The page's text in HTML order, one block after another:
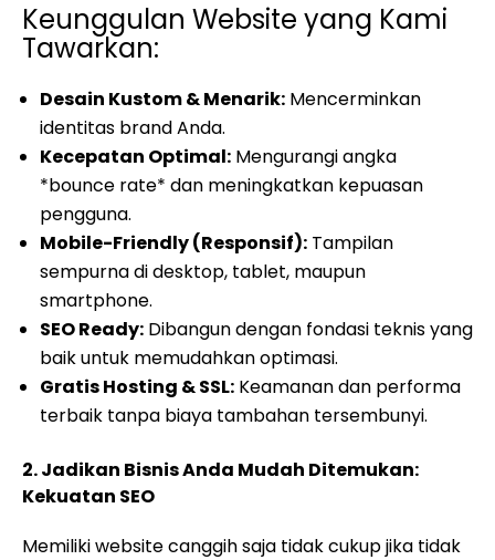
Keunggulan Website yang Kami
Tawarkan:
Desain Kustom & Menarik: Mencerminkan
identitas brand Anda.
Kecepatan Optimal: Mengurangi angka
*bounce rate* dan meningkatkan kepuasan
pengguna.
Mobile-Friendly (Responsif): Tampilan
sempurna di desktop, tablet, maupun
smartphone.
SEO Ready: Dibangun dengan fondasi teknis yang
baik untuk memudahkan optimasi.
Gratis Hosting & SSL: Keamanan dan performa
terbaik tanpa biaya tambahan tersembunyi.
2. Jadikan Bisnis Anda Mudah Ditemukan:
Kekuatan SEO
Memiliki website canggih saja tidak cukup jika tidak